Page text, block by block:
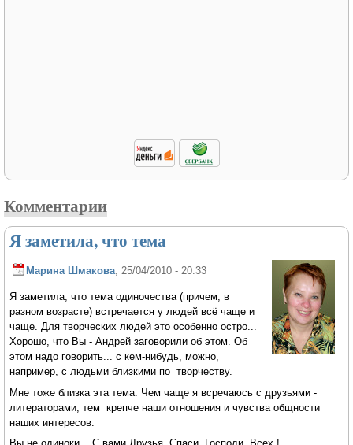
Комментарии
Я заметила, что тема
Марина Шмакова, 25/04/2010 - 20:33
Я заметила, что тема одиночества (причем, в
разном возрасте) встречается у людей всё чаще и
чаще. Для творческих людей это особенно остро...
Хорошо, что Вы - Андрей заговорили об этом. Об
этом надо говорить... с кем-нибудь, можно,
например, с людьми близкими по творчеству.
Мне тоже близка эта тема. Чем чаще я всречаюсь с друзьями -
литераторами, тем крепче наши отношения и чувства общности
наших интересов.